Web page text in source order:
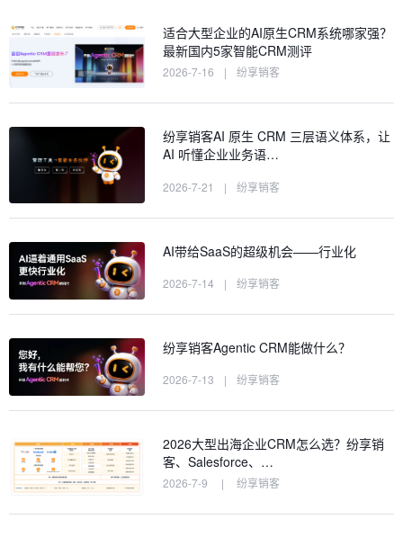
适合大型企业的AI原生CRM系统哪家强？
最新国内5家智能CRM测评
2026-7-16 | 纷享销客
纷享销客AI 原生 CRM 三层语义体系，让
AI 听懂企业业务语…
2026-7-21 | 纷享销客
AI带给SaaS的超级机会——行业化
2026-7-14 | 纷享销客
纷享销客Agentic CRM能做什么？
2026-7-13 | 纷享销客
2026大型出海企业CRM怎么选？纷享销
客、Salesforce、…
2026-7-9 | 纷享销客